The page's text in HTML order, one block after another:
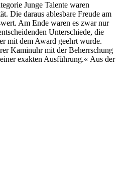
Junge Talente waren
Die daraus ablesbare Freude am
Am Ende waren es zwar nur
Unterschiede, die
mit dem Award geehrt wurde.
Kaminuhr mit der Beherrschung
exakten Ausführung.« Aus der